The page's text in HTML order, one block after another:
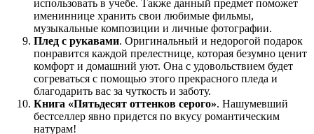
использовать в учебе. Также данный предмет поможет
имениннице хранить свои любимые фильмы,
музыкальные композиции и личные фотографии.
Плед с рукавами. Оригинальный и недорогой подарок
понравится каждой прелестнице, которая безумно ценит
комфорт и домашний уют. Она с удовольствием будет
согреваться с помощью этого прекрасного пледа и
благодарить вас за чуткость и заботу.
Книга «Пятьдесят оттенков серого». Нашумевший
бестселлер явно придется по вкусу романтическим
натурам!